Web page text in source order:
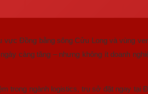
vực Đồng bằng sông Cửu Long và vùng
càng tăng – nhưng không ít doanh
trong ngành logistics, trụ sở đặt ngay tại